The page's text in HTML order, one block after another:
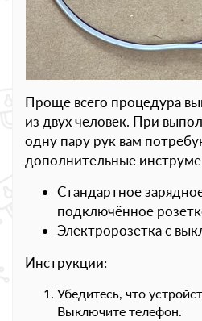
Проще всего процедура
из двух человек. При
одну пару рук вам
дополнительные
Стандартное
подключённое
Электророзетка с
Инструкции:
Убедитесь, что
Выключите телефон.